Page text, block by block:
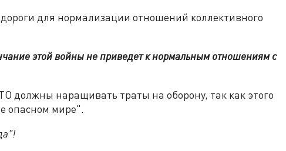
для нормализации отношений коллективного
этой войны не приведет к нормальным отношениям с
должны наращивать траты на оборону, так как этого
опасном мире".